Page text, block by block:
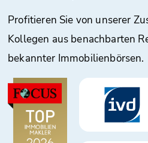
Profitieren Sie von unserer
Kollegen aus benachbarten
bekannter Immobilienbörsen.